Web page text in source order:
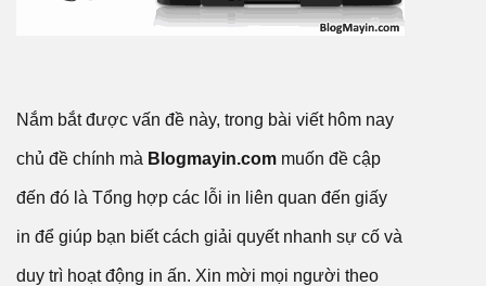
Nắm bắt được vấn đề này, trong bài viết hôm nay
chủ đề chính mà Blogmayin.com muốn đề cập
đến đó là Tổng hợp các lỗi in liên quan đến giấy
in để giúp bạn biết cách giải quyết nhanh sự cố và
duy trì hoạt động in ấn. Xin mời mọi người theo